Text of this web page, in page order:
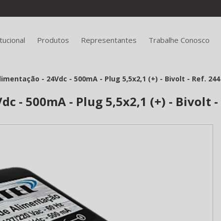
Produtos Representantes Trabalhe Conosco
- 24Vdc - 500mA - Plug 5,5x2,1 (+) - Bivolt - Ref. 244
- 500mA - Plug 5,5x2,1 (+) - Bivolt -